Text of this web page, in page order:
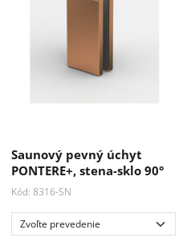
Saunový pevný úchyt
PONTERE+, stena-sklo 90°
Kód: 8316-SN